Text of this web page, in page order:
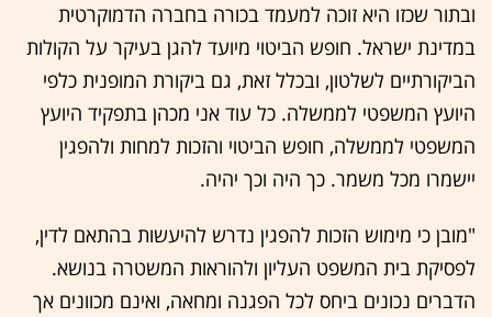
ובתור שכזו היא זוכה למעמד בכורה בחברה הדמוקרטית
במדינת ישראל. חופש הביטוי מיועד להגן בעיקר על הקולות
הביקורתיים לשלטון, ובכלל זאת, גם ביקורת המופנית כלפי
היועץ המשפטי לממשלה. כל עוד אני מכהן בתפקיד היועץ
המשפטי לממשלה, חופש הביטוי והזכות למחות ולהפגין
יישמרו מכל משמר. כך היה וכך יהיה.
"מובן כי מימוש הזכות להפגין נדרש להיעשות בהתאם לדין,
לפסיקת בית המשפט העליון ולהוראות המשטרה בנושא.
הדברים נכונים ביחס לכל הפגנה ומחאה, ואינם מכוונים אך